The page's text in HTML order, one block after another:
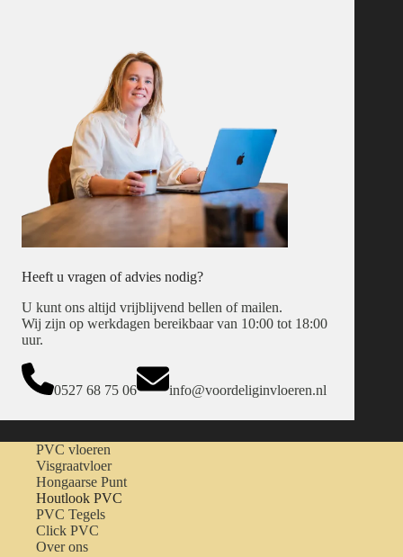
Heeft u vragen of advies nodig?
U kunt ons altijd vrijblijvend bellen of mailen.
Wij zijn op werkdagen bereikbaar van 10:00 tot 18:00
uur.
0527 68 75 06 info@voordeliginvloeren.nl
PVC vloeren
Visgraatvloer
Hongaarse Punt
Houtlook PVC
PVC Tegels
Click PVC
Over ons